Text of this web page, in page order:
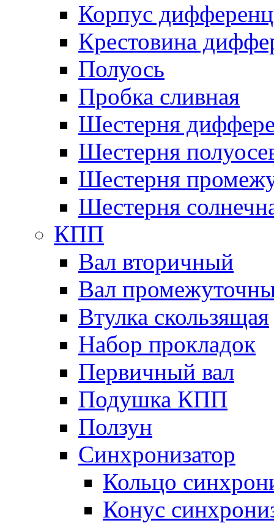
Корпус
Крестовина
Полуось
Пробка сливная
Шестерня
Шестерня
Шестерня
Шестерня
КПП
Вал вторичный
Вал
Втулка скользящая
Набор прокладок
Первичный вал
Подушка КПП
Ползун
Синхронизатор
Кольцо
Конус